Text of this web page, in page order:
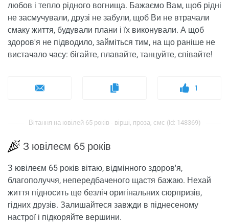
любов і тепло рідного вогнища. Бажаємо Вам, щоб рідні
не засмучували, друзі не забули, щоб Ви не втрачали
смаку життя, будували плани і їх виконували. А щоб
здоров'я не підводило, займіться тим, на що раніше не
вистачало часу: бігайте, плавайте, танцуйте, співайте!
1
Вітання на ювілей 65 років - вірші, проза, смс (id: 148369)
З ювілеєм 65 років
З ювілеєм 65 років вітаю, відмінного здоров'я,
благополуччя, непередбаченого щастя бажаю. Нехай
життя підносить ще безліч оригінальних сюрпризів,
гідних друзів. Залишайтеся завжди в піднесеному
настрої і підкоряйте вершини.